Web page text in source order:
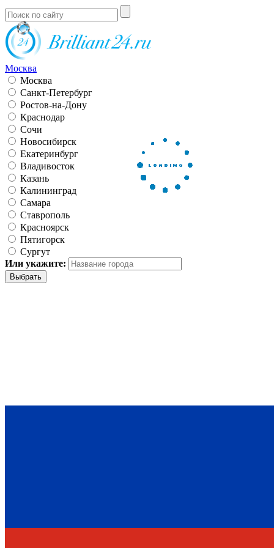
Москва
Москва
Санкт-Петербург
Ростов-на-Дону
Краснодар
Сочи
Новосибирск
Екатеринбург
Владивосток
Казань
Калининград
Самара
Ставрополь
Красноярск
Пятигорск
Сургут
Или укажите: